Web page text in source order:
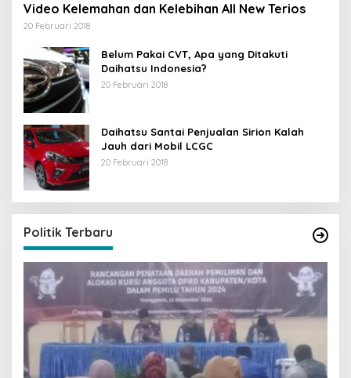
Video Kelemahan dan Kelebihan All New Terios
20 Februari 2018
Belum Pakai CVT, Apa yang Ditakuti
Daihatsu Indonesia?
20 Februari 2018
Daihatsu Santai Penjualan Sirion Kalah
Jauh dari Mobil LCGC
20 Februari 2018
Politik Terbaru